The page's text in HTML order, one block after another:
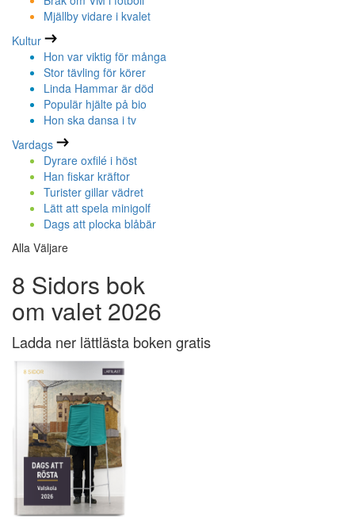
Mjällby vidare i kvalet
Kultur
Hon var viktig för många
Stor tävling för körer
Linda Hammar är död
Populär hjälte på bio
Hon ska dansa i tv
Vardags
Dyrare oxfilé i höst
Han fiskar kräftor
Turister gillar vädret
Lätt att spela minigolf
Dags att plocka blåbär
Alla Väljare
8 Sidors bok
om valet 2026
Ladda ner lättlästa boken gratis